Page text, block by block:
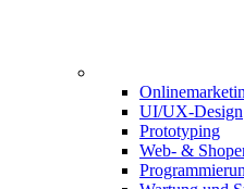
UI/UX-Design
Prototyping
Web- &